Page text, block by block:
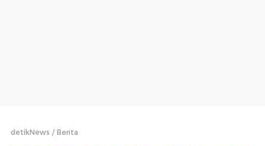
detikNews Berita